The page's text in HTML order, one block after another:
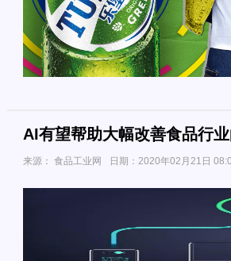
AI有望帮助大幅改善食品行
来源： 食品工业网 日期：2020年02月21日